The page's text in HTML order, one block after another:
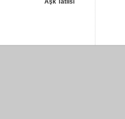
Aşk Tatlısı